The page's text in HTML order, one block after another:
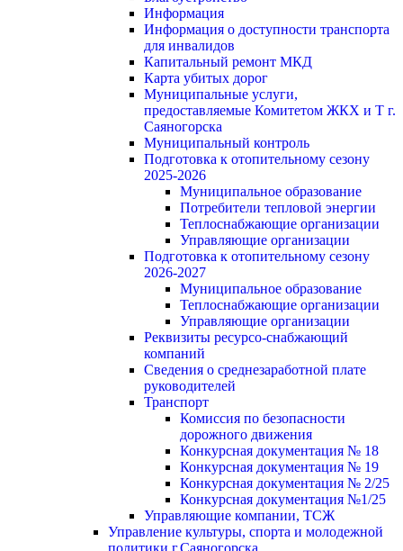
Информация
Информация о доступности транспорта
для инвалидов
Капитальный ремонт МКД
Карта убитых дорог
Муниципальные услуги,
предоставляемые Комитетом ЖКХ и Т г.
Саяногорска
Муниципальный контроль
Подготовка к отопительному сезону
2025-2026
Муниципальное образование
Потребители тепловой энергии
Теплоснабжающие организации
Управляющие организации
Подготовка к отопительному сезону
2026-2027
Муниципальное образование
Теплоснабжающие организации
Управляющие организации
Реквизиты ресурсо-снабжающий
компаний
Сведения о среднезаработной плате
руководителей
Транспорт
Комиссия по безопасности
дорожного движения
Конкурсная документация № 18
Конкурсная документация № 19
Конкурсная документация № 2/25
Конкурсная документация №1/25
Управляющие компании, ТСЖ
Управление культуры, спорта и молодежной